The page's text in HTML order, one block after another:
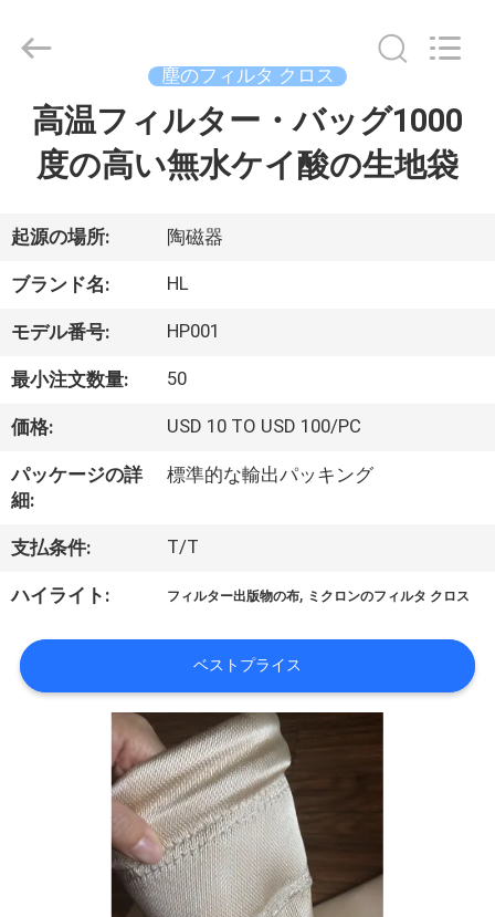
品
私
達
に
い
て
場
2026
Technology
Reserved.
塵のフィルタ クロス
高温フィルター・バッグ1000
度の高い無水ケイ酸の生地袋
起源の場所: 陶磁器
ブランド名: HL
モデル番号: HP001
最小注文数量: 50
価格: USD 10 TO USD 100/PC
パッケージの詳
細:
標準的な輸出パッキング
支払条件: T/T
ハイライト: フィルター出版物の布, ミクロンのフィルタ クロス
ベストプライス